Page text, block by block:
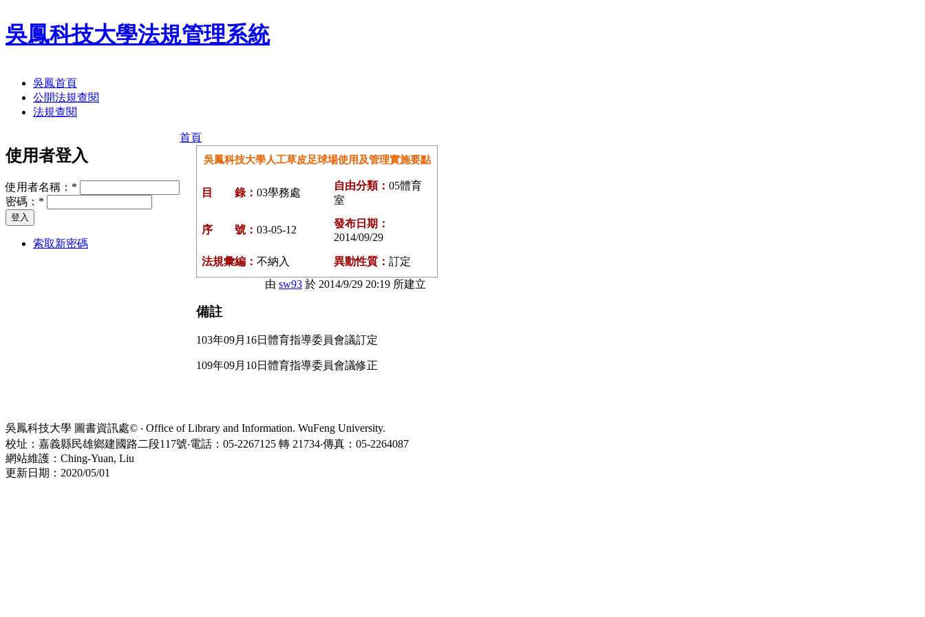
吳鳳科技大學法規管理系統
吳鳳首頁
公開法規查閱
法規查閱
使用者登入
使用者名稱： *
密碼： *
索取新密碼
首頁
吳鳳科技大學人工草皮足球場使用及管理實施要點
目 錄： 03學務處
自由分類： 05體育
室
序 號： 03-05-12
發布日期：
2014/09/29
法規彙編： 不納入 異動性質： 訂定
由 sw93 於 2014/9/29 20:19 所建立
備註
103年09月16日體育指導委員會議訂定
109年09月10日體育指導委員會議修正
吳鳳科技大學 圖書資訊處© ‧ Office of Library and Information. WuFeng University.
校址：嘉義縣民雄鄉建國路二段117號‧電話：05-2267125 轉 21734‧傳真：05-2264087
網站維護：Ching-Yuan, Liu
更新日期：2020/05/01